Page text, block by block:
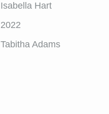
Isabella Hart
2022
Tabitha Adams